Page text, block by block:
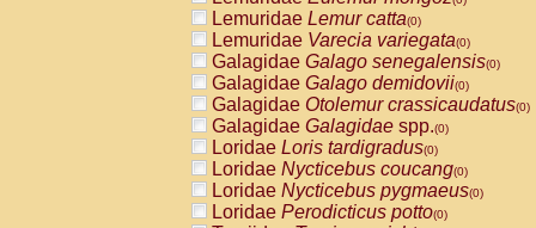
(0)
AtelidaeAlouatta fusca(0)
AtelidaeAlouatta seniculus(0)
AtelidaeAlouattaspp.(0)
AtelidaeAteles belzebuth(0)
AtelidaeAteles geoffroyi(0)
AtelidaeAteles paniscus(0)
AtelidaeAtelesspp.(0)
AtelidaeLagothrix lagothricha(0)
AtelidaeLagothrix lagothricha cana
PitheciidaeCacajao calvus
Lemuridae Lemur catta(0)
Lemuridae Varecia variegata(0)
Galagidae Galago senegalensis(0)
Galagidae Galago demidovii(0)
Galagidae Otolemur crassicaudatus(0)
Galagidae Galagidae spp.(0)
Loridae Loris tardigradus(0)
Loridae Nycticebus coucang(0)
Loridae Nycticebus pygmaeus(0)
Loridae Perodicticus potto(0)